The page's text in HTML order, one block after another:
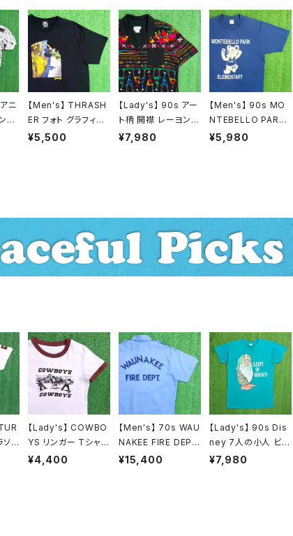
ップ
ニ
リ
ト
【Men's】 THRASH
ER フォト グラフィッ
ク Tシャツ / 古着 テ
¥5,500
【Lady's】 90s アー
ト柄 開襟 レーヨン
シャツ / アメリカ製
¥7,980
【Men's】 90s MO
NTEBELLO PARK
EMEMENTARY イ
¥5,980
ン
製
【Lady's】 COWBO
YS リンガー Tシャツ
/ ティーシャツ T-Shi
¥4,400
【Men's】 70s WAU
NAKEE FIRE DEP
T. 開襟 ワークシャツ
¥15,400
【Lady's】 90s Dis
ney 7人の小人 ビッ
グ Tシャツ / アメリカ
¥7,980